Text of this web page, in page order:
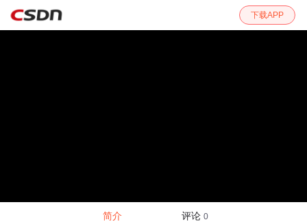
下载APP
简介 评论 0